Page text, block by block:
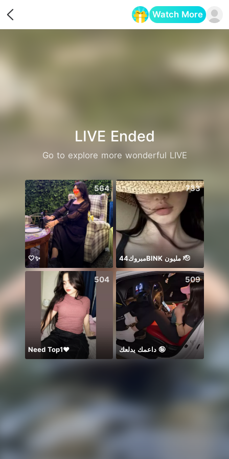
Watch More
LIVE Ended
Go to explore more wonderful LIVE
564
🤍✨
733
مبروك44BlNK مليون 🫡
504
Need Top1❤️
509
داعمك يدلعك 🤪